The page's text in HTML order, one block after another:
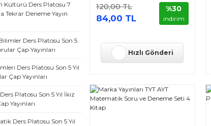
(16)
(14)
(14)
(13)
(13)
Yayınları (13)
Kültürü Ders Platosu 7
Tekrar Deneme Yayın
Ders Platosu Son 5
Çap Yayınları
Ders Platosu Son 5 Yıl
Çap Yayınları
Platosu Son 5 Yıl İkiz
Yayınları
Ders Platosu Son 5 Yıl
120,00 TL
84,00 TL
%30
indirim
Hızlı Gönderi